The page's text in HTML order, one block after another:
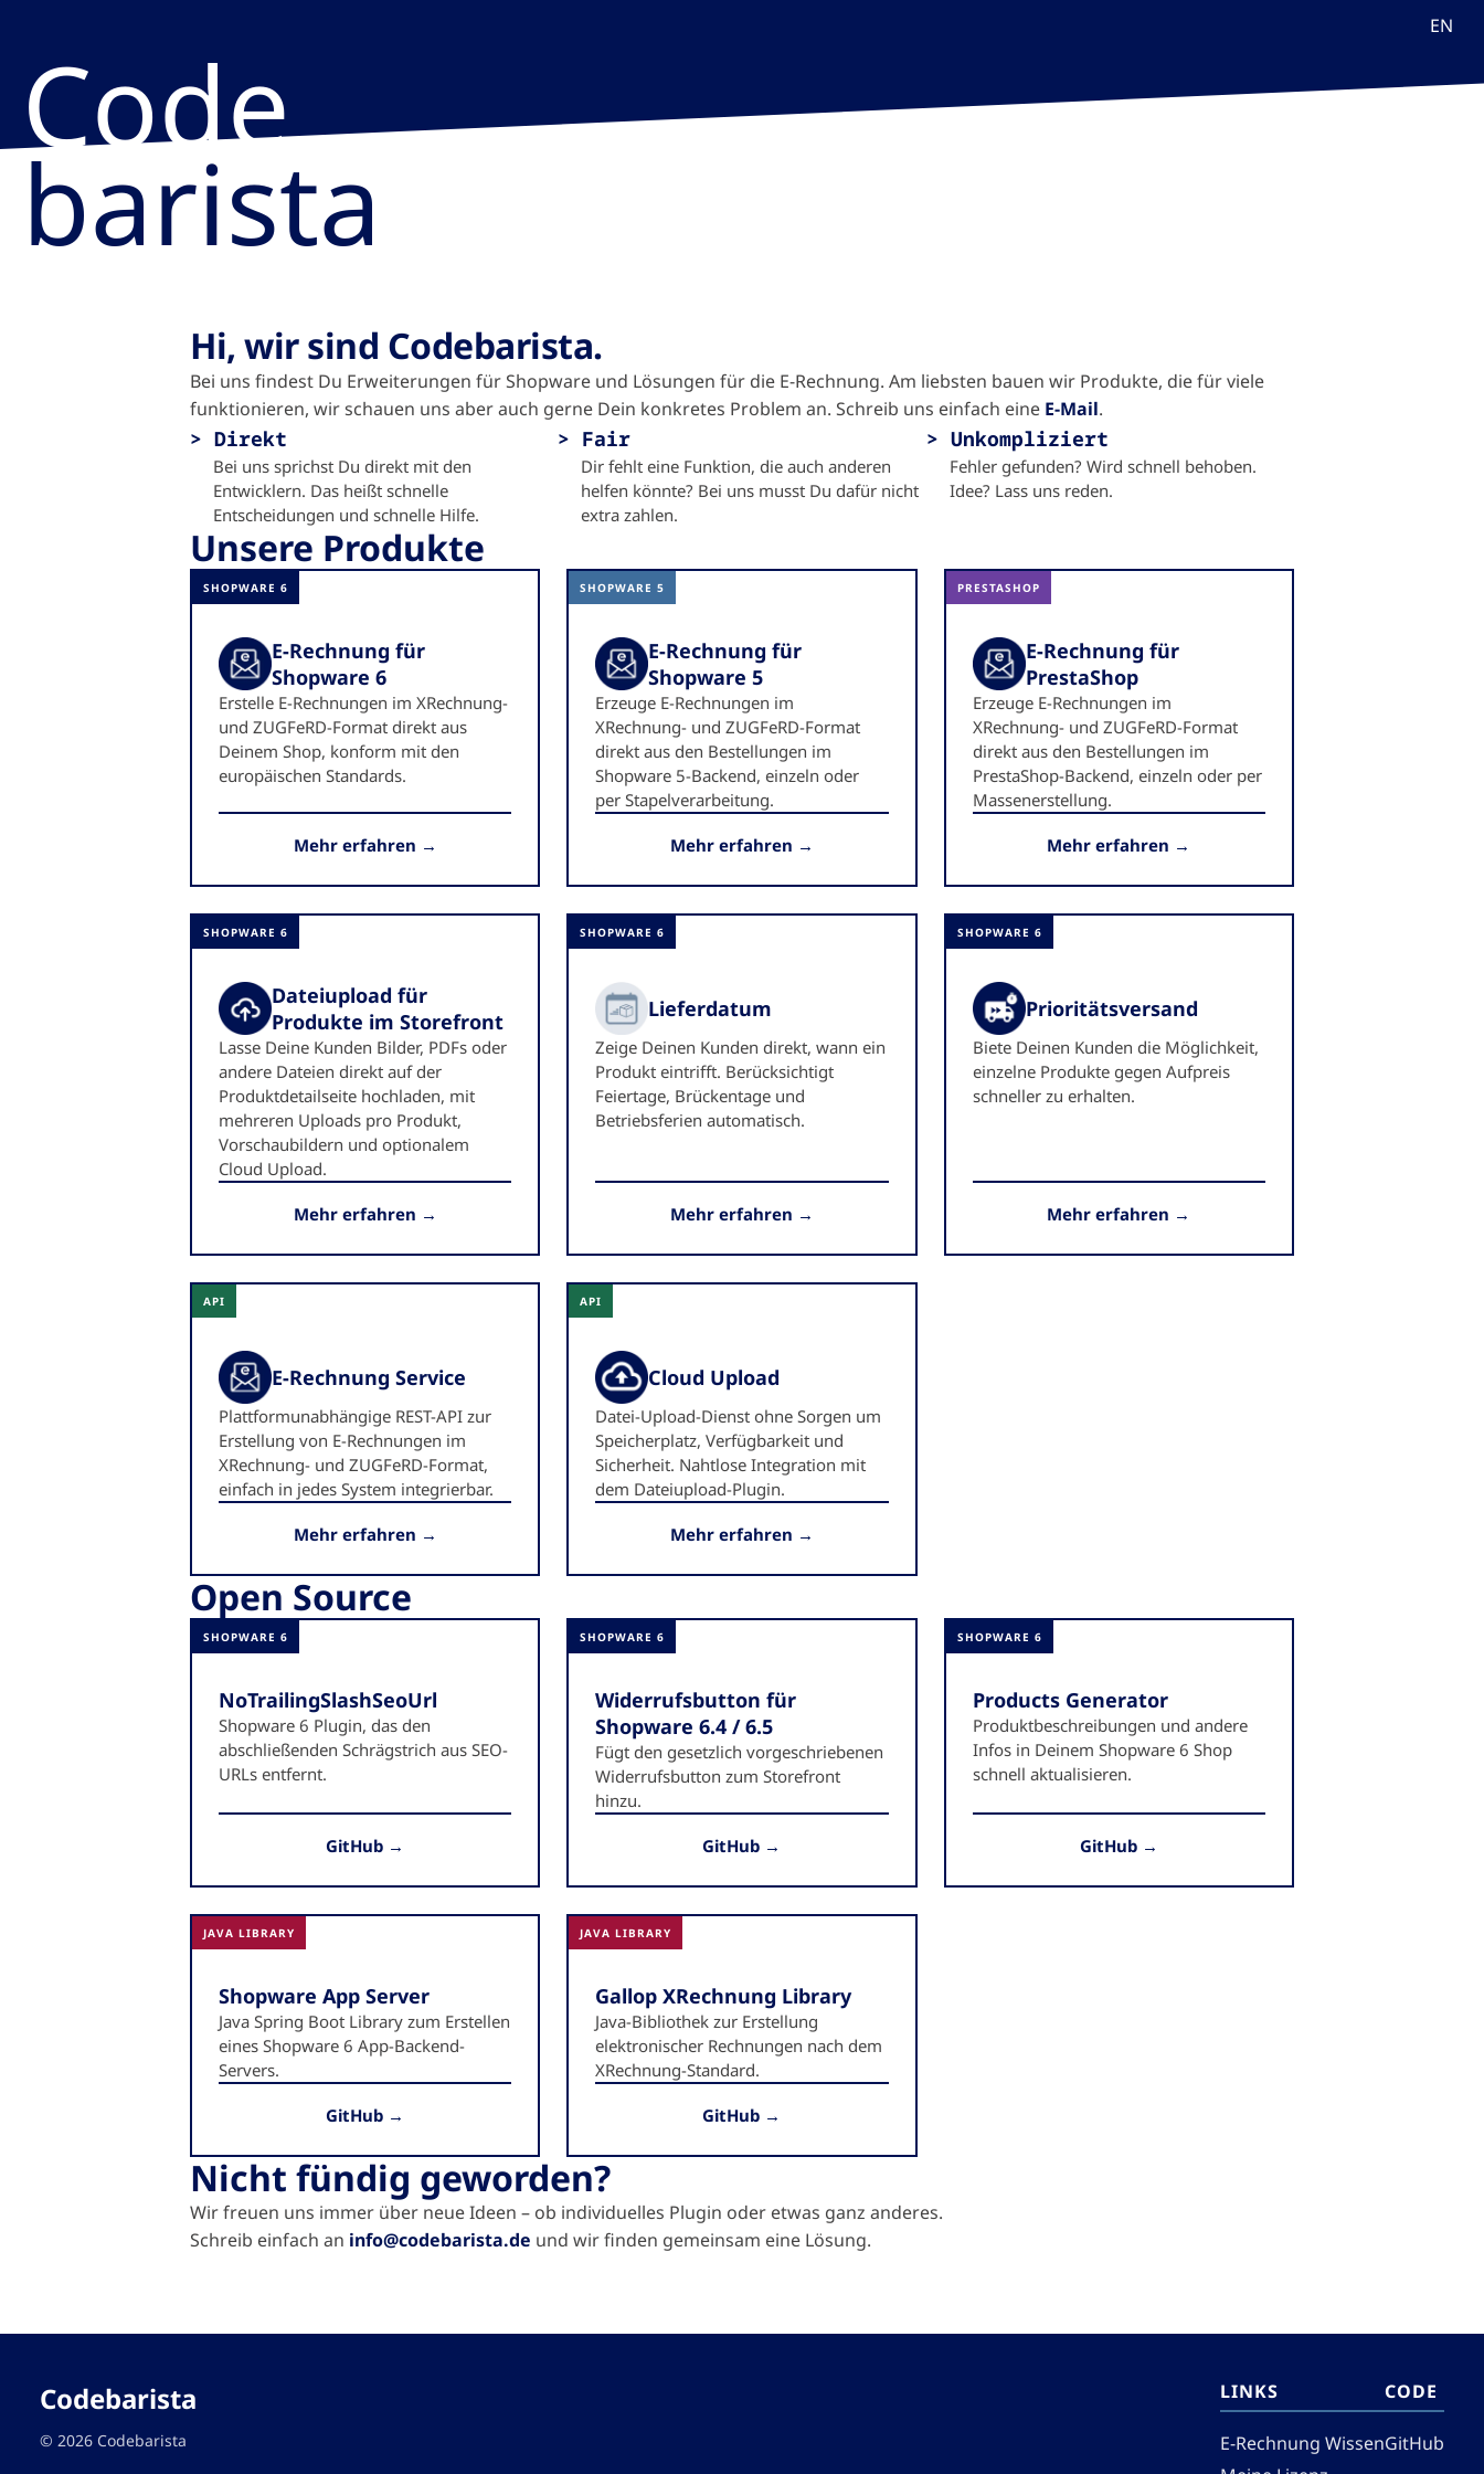
Code
barista
EN
Hi, wir sind Codebarista.
Bei uns findest Du Erweiterungen für Shopware und Lösungen für die E-Rechnung. Am liebsten bauen wir Produkte, die für viele
funktionieren, wir schauen uns aber auch gerne Dein konkretes Problem an. Schreib uns einfach eine E-Mail.
Direkt
Bei uns sprichst Du direkt mit den
Entwicklern. Das heißt schnelle
Entscheidungen und schnelle Hilfe.
Fair
Dir fehlt eine Funktion, die auch anderen
helfen könnte? Bei uns musst Du dafür nicht
extra zahlen.
Unkompliziert
Fehler gefunden? Wird schnell behoben.
Idee? Lass uns reden.
Unsere Produkte
SHOPWARE 6
E-Rechnung für
Shopware 6
Erstelle E-Rechnungen im XRechnung-
und ZUGFeRD-Format direkt aus
Deinem Shop, konform mit den
europäischen Standards.
Mehr erfahren →
SHOPWARE 5
E-Rechnung für
Shopware 5
Erzeuge E-Rechnungen im
XRechnung- und ZUGFeRD-Format
direkt aus den Bestellungen im
Shopware 5-Backend, einzeln oder
per Stapelverarbeitung.
Mehr erfahren →
PRESTASHOP
E-Rechnung für
PrestaShop
Erzeuge E-Rechnungen im
XRechnung- und ZUGFeRD-Format
direkt aus den Bestellungen im
PrestaShop-Backend, einzeln oder per
Massenerstellung.
Mehr erfahren →
SHOPWARE 6
Dateiupload für
Produkte im Storefront
Lasse Deine Kunden Bilder, PDFs oder
andere Dateien direkt auf der
Produktdetailseite hochladen, mit
mehreren Uploads pro Produkt,
Vorschaubildern und optionalem
Cloud Upload.
Mehr erfahren →
SHOPWARE 6
Lieferdatum
Zeige Deinen Kunden direkt, wann ein
Produkt eintrifft. Berücksichtigt
Feiertage, Brückentage und
Betriebsferien automatisch.
Mehr erfahren →
SHOPWARE 6
Prioritätsversand
Biete Deinen Kunden die Möglichkeit,
einzelne Produkte gegen Aufpreis
schneller zu erhalten.
Mehr erfahren →
API
E-Rechnung Service
Plattform­unabhängige REST-API zur
Erstellung von E-Rechnungen im
XRechnung- und ZUGFeRD-Format,
einfach in jedes System integrierbar.
Mehr erfahren →
API
Cloud Upload
Datei-Upload-Dienst ohne Sorgen um
Speicherplatz, Verfügbarkeit und
Sicherheit. Nahtlose Integration mit
dem Dateiupload-Plugin.
Mehr erfahren →
Open Source
SHOPWARE 6
NoTrailingSlashSeoUrl
Shopware 6 Plugin, das den
abschließenden Schrägstrich aus SEO-
URLs entfernt.
GitHub →
SHOPWARE 6
Widerrufsbutton für
Shopware 6.4 / 6.5
Fügt den gesetzlich vorgeschriebenen
Widerrufsbutton zum Storefront
hinzu.
GitHub →
SHOPWARE 6
Products Generator
Produktbeschreibungen und andere
Infos in Deinem Shopware 6 Shop
schnell aktualisieren.
GitHub →
JAVA LIBRARY
Shopware App Server
Java Spring Boot Library zum Erstellen
eines Shopware 6 App-Backend-
Servers.
GitHub →
JAVA LIBRARY
Gallop XRechnung Library
Java-Bibliothek zur Erstellung
elektronischer Rechnungen nach dem
XRechnung-Standard.
GitHub →
Nicht fündig geworden?
Wir freuen uns immer über neue Ideen – ob individuelles Plugin oder etwas ganz anderes.
Schreib einfach an info@codebarista.de und wir finden gemeinsam eine Lösung.
Codebarista
© 2026 Codebarista
LINKS
E-Rechnung Wissen
CODE
GitHub